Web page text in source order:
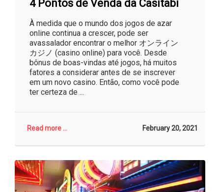
4 Pontos de Venda da Casitabi
À medida que o mundo dos jogos de azar
online continua a crescer, pode ser
avassalador encontrar o melhor オンライン
カジノ (casino online) para você. Desde
bônus de boas-vindas até jogos, há muitos
fatores a considerar antes de se inscrever
em um novo casino. Então, como você pode
ter certeza de ...
Read more ... February 20, 2021